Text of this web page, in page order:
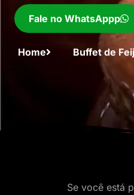
Fale no WhatsAppp
Home Buffet de
Se você está